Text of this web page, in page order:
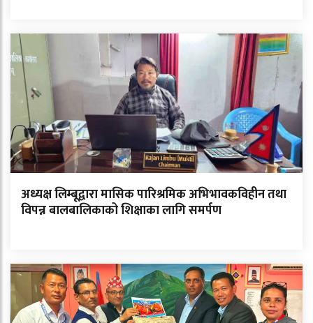
अध्यक्ष लिम्बूद्वारा मासिक पारिश्रमिक अभिभावकविहीन तथा
विपन्न बालबालिकाको शिक्षाका लागि समर्पण